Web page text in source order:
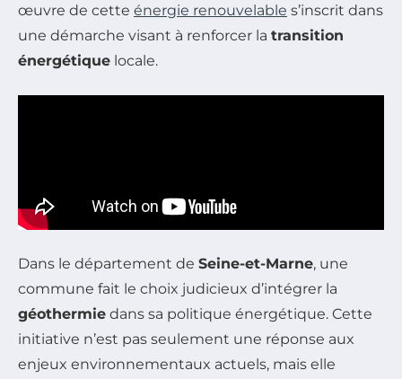
œuvre de cette énergie renouvelable s’inscrit dans
une démarche visant à renforcer la transition
énergétique locale.
Dans le département de Seine-et-Marne, une
commune fait le choix judicieux d’intégrer la
géothermie dans sa politique énergétique. Cette
initiative n’est pas seulement une réponse aux
enjeux environnementaux actuels, mais elle